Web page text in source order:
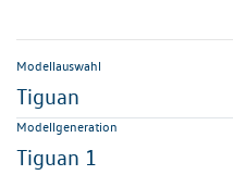
Modellauswahl
Tiguan
Modellgeneration
Tiguan 1